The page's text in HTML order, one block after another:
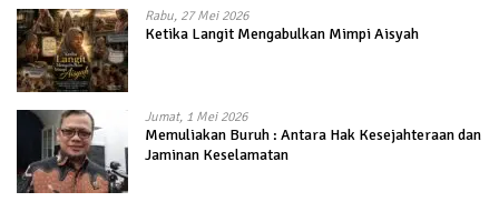
Rabu, 27 Mei 2026
Ketika Langit Mengabulkan Mimpi Aisyah
Jumat, 1 Mei 2026
Memuliakan Buruh : Antara Hak Kesejahteraan dan
Jaminan Keselamatan